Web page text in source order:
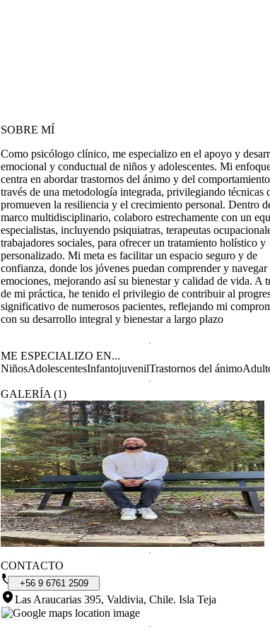
SOBRE MÍ
Como psicólogo clínico, me especializo en el apoyo y
emocional y conductual de niños y adolescentes. Mi
centra en abordar trastornos del ánimo y del
través de una metodología integrada, privilegiando técnicas
promueven la resiliencia y el crecimiento personal. Dentro
marco multidisciplinario, colaboro estrechamente con un
especialistas, incluyendo psiquiatras, terapeutas
trabajadores sociales, para ofrecer un tratamiento holístico y
personalizado. Mi meta es facilitar un espacio seguro y de
confianza, donde los jóvenes puedan comprender y navegar
emociones, mejorando así su bienestar y calidad de vida. A
de mi práctica, he tenido el privilegio de contribuir al
significativo de numerosos pacientes, reflejando mi
con su desarrollo integral y bienestar a largo plazo
ME ESPECIALIZO EN...
NiñosAdolescentesInfantojuvenilTrastornos del ánimo
GALERÍA (1)
CONTACTO
+56 9 6761 2509
Las Araucarias 395, Valdivia, Chile. Isla Teja